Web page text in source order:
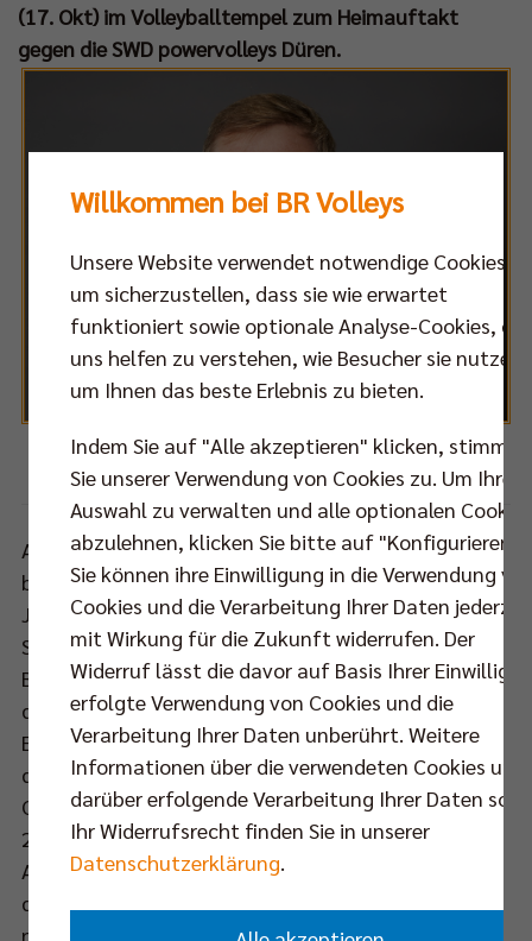
(17. Okt) im Volleyballtempel zum Heimauftakt
gegen die SWD powervolleys Düren.
Foto: Ingo Kuzia
Auf dem Court ist Sergey Grankin der Mann für die
besonderen Momente. Seitdem der 35-Jährige im
Januar 2019 nach Berlin kam, gibt er den Takt im
Spiel des zehnmaligen Deutschen Meisters vor. Zu
Beginn abseits des Parketts noch zurückhaltend ist
der Russe inzwischen längst aufgetaut, hat sein
Englisch verbessert und zählt zu den Wortführern
der Mannschaft. Aus diesen Gründen hat Trainer
Cedric Enard ihn nun als Kapitän auserkoren. Der
259-fache russische Nationalspieler übernimmt das
Amt von Moritz Reichert, mit dem er im Februar auf
dem Siegerpodest in der Mannheimer SAP Arena
noch gemeinsam die DVV-Pokaltrophäe in die Höhe
Willkommen bei BR Volleys
Unsere Website verwendet notwendige Cookies,
um sicherzustellen, dass sie wie erwartet
funktioniert sowie optionale Analyse-Cookies, die
uns helfen zu verstehen, wie Besucher sie nutzen,
um Ihnen das beste Erlebnis zu bieten.
Indem Sie auf "Alle akzeptieren" klicken, stimmen
Sie unserer Verwendung von Cookies zu. Um Ihre
Auswahl zu verwalten und alle optionalen Cookies
abzulehnen, klicken Sie bitte auf "Konfigurieren".
Sie können ihre Einwilligung in die Verwendung
Cookies und die Verarbeitung Ihrer Daten
mit Wirkung für die Zukunft widerrufen. Der
Widerruf lässt die davor auf Basis Ihrer
erfolgte Verwendung von Cookies und die
Verarbeitung Ihrer Daten unberührt. Weitere
Informationen über die verwendeten Cookies und
darüber erfolgende Verarbeitung Ihrer Daten
Ihr Widerrufsrecht finden Sie in unserer
Datenschutzerklärung.